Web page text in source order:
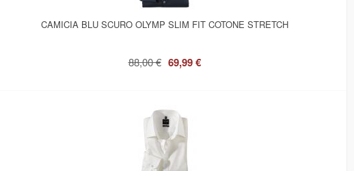
CAMICIA BLU SCURO OLYMP SLIM FIT COTONE STRETCH
88,00 € 69,99 €